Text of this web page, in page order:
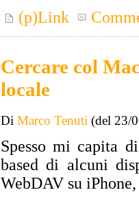
(p)Link
Cercare col
locale
Di Marco Tenuti (del 23/
Spesso mi capita
based di alcuni
WebDAV su